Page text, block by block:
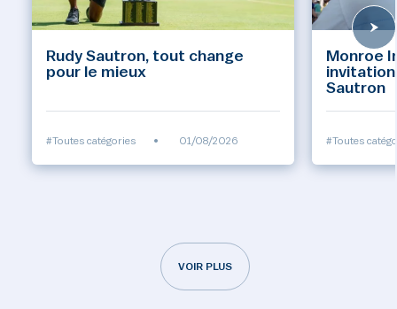
Rudy Sautron, tout change
pour le mieux
#Toutes catégories • 01/08/2026
Monroe
invitation
Sautron
#Toutes
VOIR PLUS